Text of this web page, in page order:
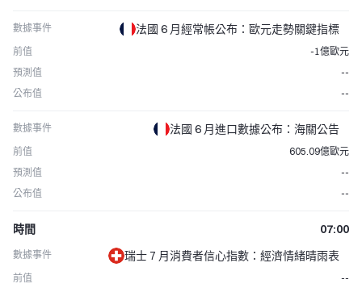
數據事件 法國 6 月經常帳公布：歐元走勢關鍵指標
前值
-1億歐元
預測值
--
公布值
--
數據事件 法國 6 月進口數據公布：海關公告
前值
605.09億歐元
預測值
--
公布值
--
時間 07:00
數據事件 瑞士 7 月消費者信心指數：經濟情緒晴雨表
前值
--